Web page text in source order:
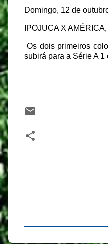
Domingo, 12 de
IPOJUCA X
Os dois primeiros
subirá para a Série A 1